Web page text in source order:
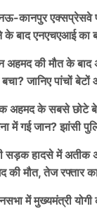
कानपुर एक्सप्रेसवे
के बाद एनएचएआई का
अहमद की मौत के
जानिए पांचों बेटों
अहमद के सबसे छोटे
में गई जान? झांसी
सड़क हादसे में अतीक
की मौत, तेज रफ्तार
में मुख्यमंत्री